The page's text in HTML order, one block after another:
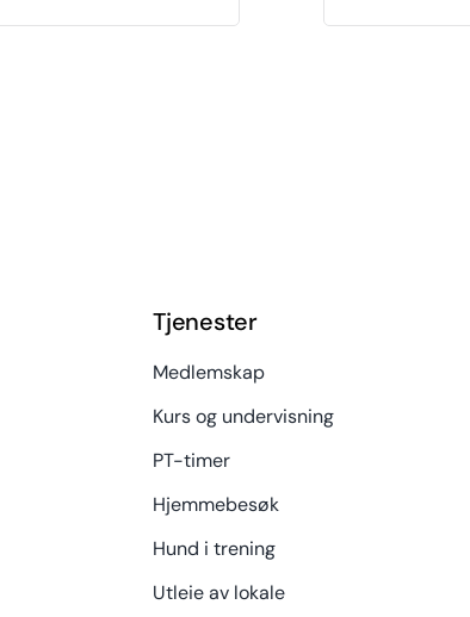
Tjenester
Medlemskap
Kurs og undervisning
PT-timer
Hjemmebesøk
Hund i trening
Utleie av lokale